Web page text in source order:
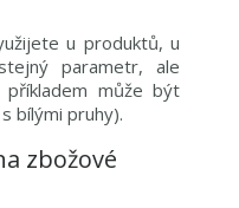
u produktů, u
parametr, ale
příkladem může být
bílými pruhy).
zbožové